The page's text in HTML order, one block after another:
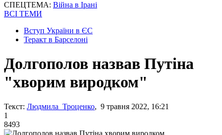
СПЕЦТЕМА: Війна в Ірані
ВСІ ТЕМИ
Вступ України в ЄС
Теракт в Барселоні
Долгополов назвав Путіна
"хворим виродком"
Текст: Людмила Троценко, 9 травня 2022, 16:21
1
8493